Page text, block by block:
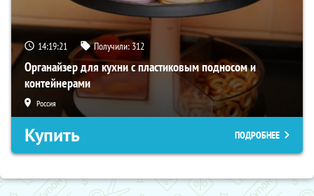
14:19:19 Получили: 312
Органайзер для кухни с пластиковым подносом и
контейнерами
Россия
Купить ПОДРОБНЕЕ